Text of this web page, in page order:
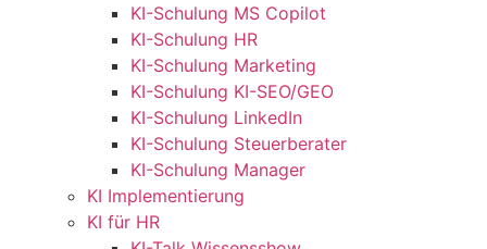
KI-Schulung MS Copilot
KI-Schulung HR
KI-Schulung Marketing
KI-Schulung KI-SEO/GEO
KI-Schulung LinkedIn
KI-Schulung Steuerberater
KI-Schulung Manager
KI Implementierung
KI für HR